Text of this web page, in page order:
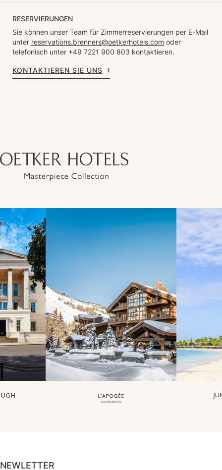
RESERVIERUNGEN
Sie können unser Team für Zimmerreservierungen per E-Mail
unter reservations.brenners@oetkerhotels.com oder
telefonisch unter +49 7221 900 803 kontaktieren.
KONTAKTIEREN SIE UNS
NEWLETTER